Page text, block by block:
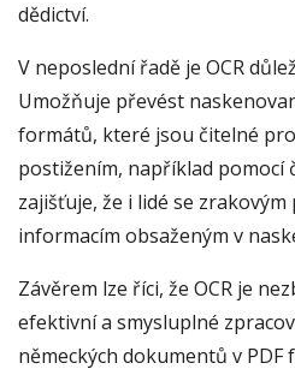
dědictví.
V neposlední řadě je OCR
Umožňuje převést
formátů, které jsou čitelné
postižením, například pomocí
zajišťuje, že i lidé se
informacím obsaženým v
Závěrem lze říci, že OCR je
efektivní a smysluplné
německých dokumentů v